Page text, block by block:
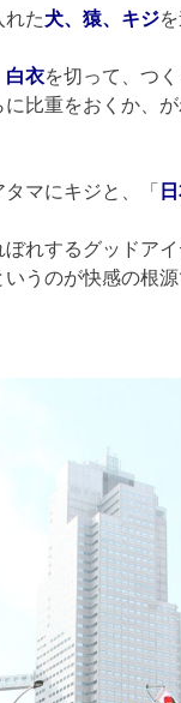
れた犬、猿、キジ
白衣を切って、つく
比重をおくか、
マにキジと、「
れするグッドアイ
いうのが快感の根源